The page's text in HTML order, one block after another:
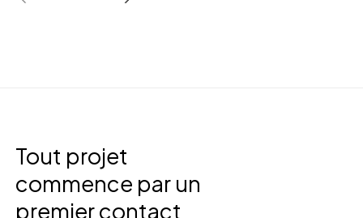
Tout projet
commence par un
premier contact